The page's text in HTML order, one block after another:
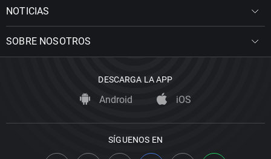
NOTICIAS
SOBRE NOSOTROS
DESCARGA LA APP
Android iOS
SÍGUENOS EN